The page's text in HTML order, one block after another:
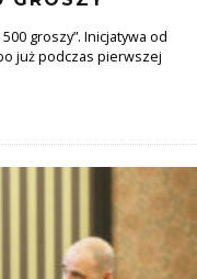
groszy”. Inicjatywa od
już podczas pierwszej